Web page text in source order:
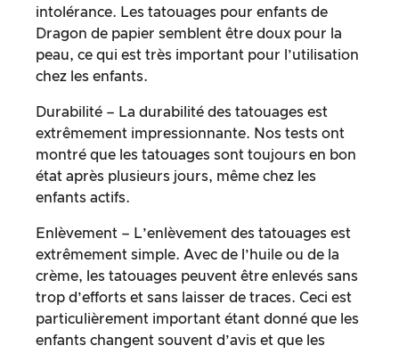
intolérance. Les tatouages pour enfants de
Dragon de papier semblent être doux pour la
peau, ce qui est très important pour l’utilisation
chez les enfants.
Durabilité – La durabilité des tatouages est
extrêmement impressionnante. Nos tests ont
montré que les tatouages sont toujours en bon
état après plusieurs jours, même chez les
enfants actifs.
Enlèvement – L’enlèvement des tatouages est
extrêmement simple. Avec de l’huile ou de la
crème, les tatouages peuvent être enlevés sans
trop d’efforts et sans laisser de traces. Ceci est
particulièrement important étant donné que les
enfants changent souvent d’avis et que les